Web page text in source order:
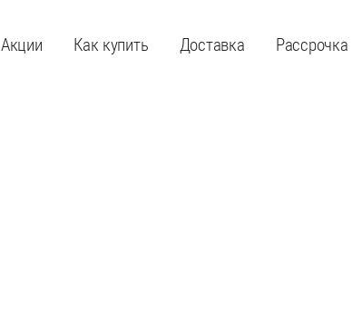
Акции Как купить Доставка Рассрочка